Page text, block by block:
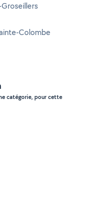
Colombe
catégorie, pour cette